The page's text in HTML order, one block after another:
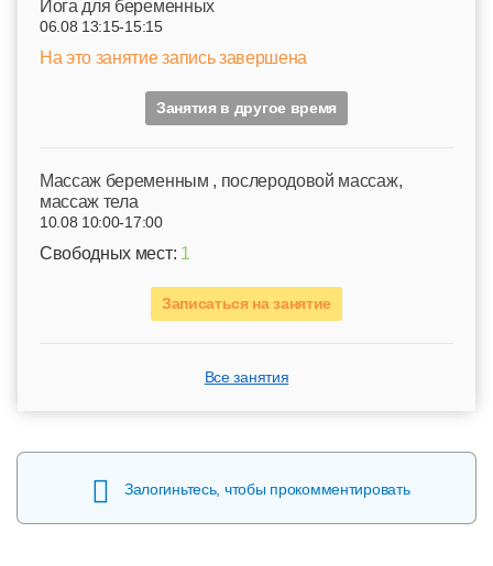
Йога для беременных
06.08 13:15-15:15
На это занятие запись завершена
Занятия в другое время
Mассаж беременным , послеродовой массаж,
массаж тела
10.08 10:00-17:00
Свободных мест: 1
Записаться на занятие
Все занятия
Залогиньтесь, чтобы прокомментировать